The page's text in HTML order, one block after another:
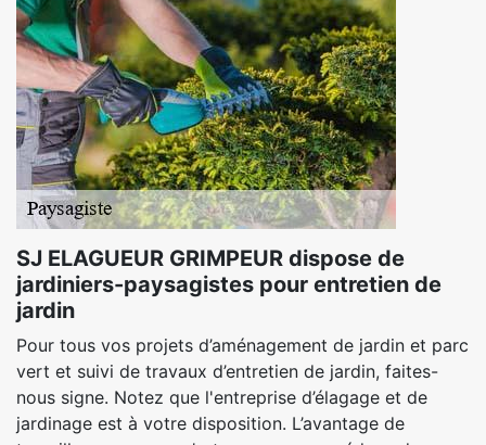
SJ ELAGUEUR GRIMPEUR dispose de
jardiniers-paysagistes pour entretien de
jardin
Pour tous vos projets d’aménagement de jardin et parc
vert et suivi de travaux d’entretien de jardin, faites-
nous signe. Notez que l'entreprise d’élagage et de
jardinage est à votre disposition. L’avantage de